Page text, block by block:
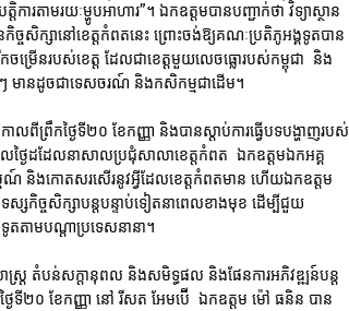
រតាមរយៈម្ហូបអាហារ”។ ឯកឧត្តមបានបញ្ជាក់ថា វិទ្យាស្ថាន
ចសិក្សានៅខេត្តកំពតនេះ ព្រោះចង់ឱ្យគណៈប្រតិភូអង្គទូតបាន
ម្រើនរបស់ខេត្ត ដែលជាខេត្តមួយលេចធ្លោរបស់កម្ពុជា និង
ានដូចជាទេសចរណ៍ និងកសិកម្មជាដើម។
លពីព្រឹកថ្ងៃទី២០ ខែកញ្ញា និងបានស្តាប់ការធ្វើបទបង្ហាញរបស់
ងៃដដែលនាសាលប្រជុំសាលាខេត្តកំពត ឯកឧត្តមឯកអគ្គ
ម្មណ៍ និងកោតសរសើរនូវអ្វីដែលខេត្តកំពតមាន ហើយឯកឧត្តម
ស្សកិច្ចសិក្សាបន្តបន្ទាប់ទៀតនាពេលខាងមុខ ដើម្បីជួយ
តតាមបណ្តាប្រទេសនានា។
ាស្ត្រ តំបន់សក្តានុពល និងសមិទ្ធផល និងផែនការអភិវឌ្ឍន៍បន្ត
ងៃទី២០ ខែកញ្ញា នៅ រីសត អែមប៊ើ ឯកឧត្តម ម៉ៅ ធនិន បាន